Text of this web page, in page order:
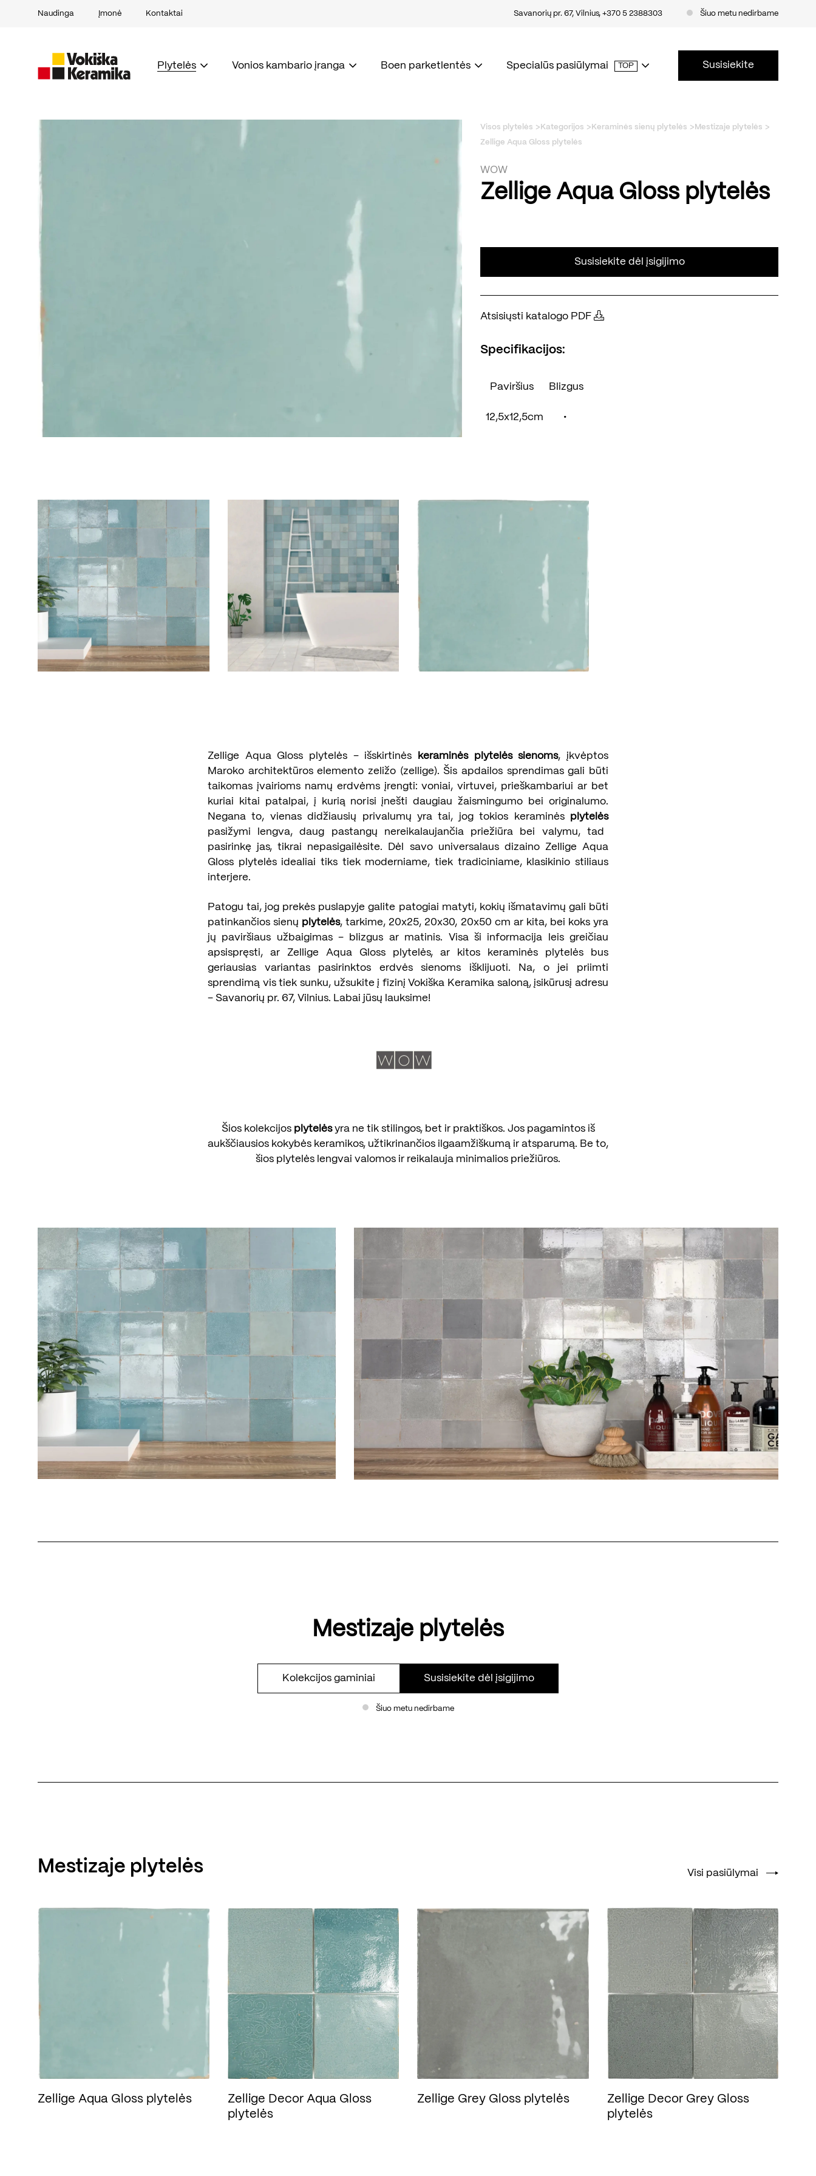
Naudinga Įmonė Kontaktai Savanorių pr. 67, Vilnius, +370 5 2388303 Šiuo metu nedirbame
Plytelės Vonios kambario įranga Boen parketlentės Specialūs pasiūlymai TOP Susisiekite
Visos plytelės Kategorijos Keraminės sienų plytelės
Mestizaje plytelės
Zellige Aqua Gloss plytelės
WOW
Zellige Aqua Gloss plytelės
Susisiekite dėl įsigijimo
Atsisiųsti katalogo PDF
Specifikacijos:
Paviršius Blizgus
12,5x12,5cm •
Zellige Aqua Gloss plytelės – išskirtinės keraminės plytelės sienoms, įkvėptos
Maroko architektūros elemento zeližo (zellige). Šis apdailos sprendimas gali būti
taikomas įvairioms namų erdvėms įrengti: voniai, virtuvei, prieškambariui ar bet
kuriai kitai patalpai, į kurią norisi įnešti daugiau žaismingumo bei originalumo.
Negana to, vienas didžiausių privalumų yra tai, jog tokios keraminės plytelės
pasižymi lengva, daug pastangų nereikalaujančia priežiūra bei valymu, tad
pasirinkę jas, tikrai nepasigailėsite. Dėl savo universalaus dizaino Zellige Aqua
Gloss plytelės idealiai tiks tiek moderniame, tiek tradiciniame, klasikinio stiliaus
interjere.
Patogu tai, jog prekės puslapyje galite patogiai matyti, kokių išmatavimų gali būti
patinkančios sienų plytelės, tarkime, 20x25, 20x30, 20x50 cm ar kita, bei koks yra
jų paviršiaus užbaigimas – blizgus ar matinis. Visa ši informacija leis greičiau
apsispręsti, ar Zellige Aqua Gloss plytelės, ar kitos keraminės plytelės bus
geriausias variantas pasirinktos erdvės sienoms išklijuoti. Na, o jei priimti
sprendimą vis tiek sunku, užsukite į fizinį Vokiška Keramika saloną, įsikūrusį adresu
– Savanorių pr. 67, Vilnius. Labai jūsų lauksime!
Šios kolekcijos plytelės yra ne tik stilingos, bet ir praktiškos. Jos pagamintos iš
aukščiausios kokybės keramikos, užtikrinančios ilgaamžiškumą ir atsparumą. Be to,
šios plytelės lengvai valomos ir reikalauja minimalios priežiūros.
Mestizaje plytelės
Kolekcijos gaminiai Susisiekite dėl įsigijimo
Šiuo metu nedirbame
Mestizaje plytelės Visi pasiūlymai
Zellige Aqua Gloss plytelės
Zellige Decor Aqua Gloss
plytelės
Zellige Grey Gloss plytelės
Zellige Decor Grey Gloss
plytelės